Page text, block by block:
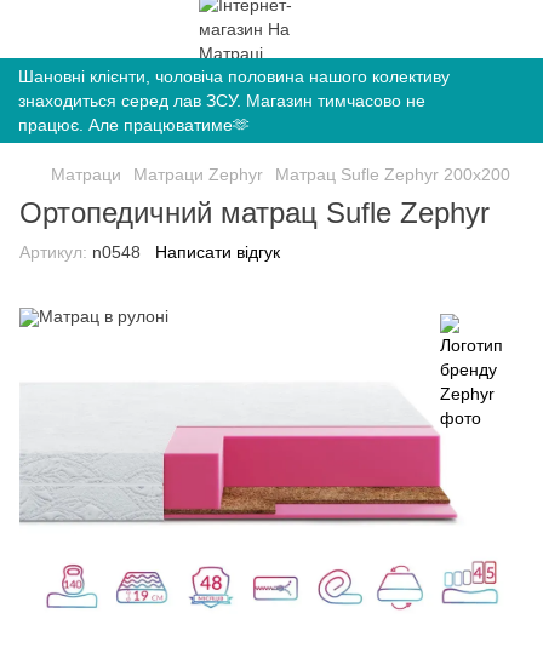
Шановні клієнти, чоловіча половина нашого колективу
знаходиться серед лав ЗСУ. Магазин тимчасово не
працює. Але працюватиме🫶
Матраци Матраци Zephyr Матрац Sufle Zephyr 200x200
Ортопедичний матрац Sufle Zephyr
Артикул: n0548 Написати відгук